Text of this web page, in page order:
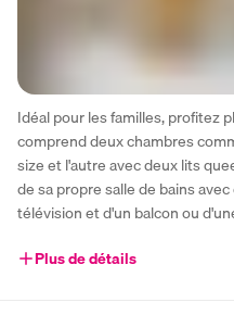
Idéal pour les familles, profitez
comprend deux chambres
size et l'autre avec deux lits
de sa propre salle de bains
télévision et d'un balcon ou
Plus de détails